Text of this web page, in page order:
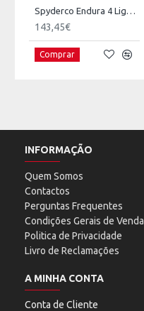
Spyderco Endura 4 Lightweight
143,45€
Comprar
INFORMAÇÃO
Quem Somos
Contactos
Perguntas Frequentes
Condições Gerais de Venda
Politica de Privacidade
Livro de Reclamações
A MINHA CONTA
Conta de Cliente